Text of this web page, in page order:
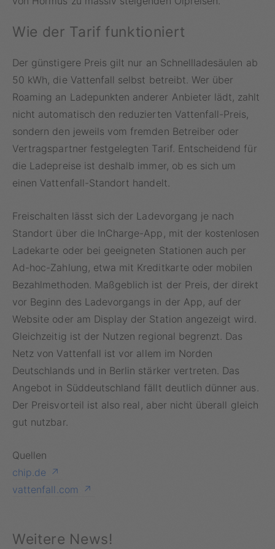
Wie der Tarif funktioniert
Der günstigere Preis gilt nur an Schnellladesäulen ab
50 kWh, die Vattenfall selbst betreibt. Wer über
Roaming an Ladepunkten anderer Anbieter lädt, zahlt
nicht automatisch den reduzierten Vattenfall-Preis,
sondern den jeweils vom fremden Betreiber oder
Vertragspartner festgelegten Tarif. Entscheidend für
die Ladepreise ist deshalb immer, ob es sich um
einen Vattenfall-Standort handelt.
Freischalten lässt sich der Ladevorgang je nach
Standort über die InCharge-App, mit der kostenlosen
Ladekarte oder bei geeigneten Stationen auch per
Ad-hoc-Zahlung, etwa mit Kreditkarte oder mobilen
Bezahlmethoden. Maßgeblich ist der Preis, der direkt
vor Beginn des Ladevorgangs in der App, auf der
Website oder am Display der Station angezeigt wird.
Gleichzeitig ist der Nutzen regional begrenzt. Das
Netz von Vattenfall ist vor allem im Norden
Deutschlands und in Berlin stärker vertreten. Das
Angebot in Süddeutschland fällt deutlich dünner aus.
Der Preisvorteil ist also real, aber nicht überall gleich
gut nutzbar.
Quellen
chip.de
vattenfall.com
Weitere News!